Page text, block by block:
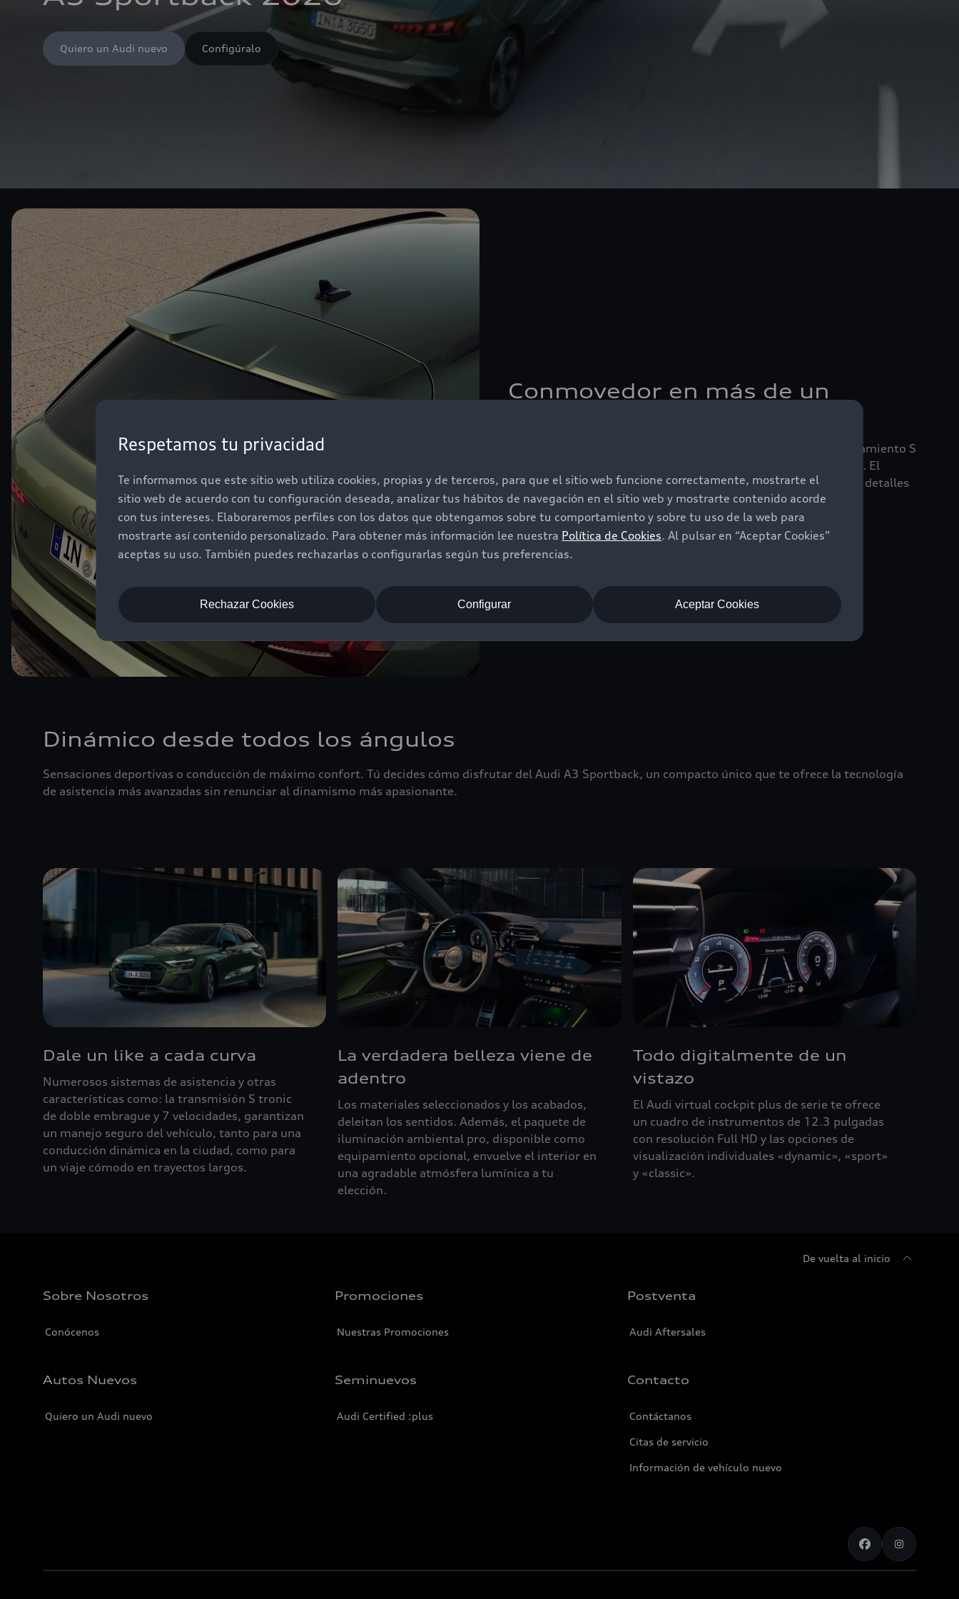
Respetamos tu privacidad
Te informamos que este sitio web utiliza cookies, propias y de terceros, para que el sitio web funcione correctamente, mostrarte el
sitio web de acuerdo con tu configuración deseada, analizar tus hábitos de navegación en el sitio web y mostrarte contenido acorde
con tus intereses. Elaboraremos perfiles con los datos que obtengamos sobre tu comportamiento y sobre tu uso de la web para
mostrarte así contenido personalizado. Para obtener más información lee nuestra Política de Cookies. Al pulsar en “Aceptar Cookies”
aceptas su uso. También puedes rechazarlas o configurarlas según tus preferencias.
Aceptar Cookies
Rechazar Cookies Configurar
Quiero un Audi nuevo Configúralo
Conmovedor en más de un
El color verde distrito metalizado, en combinación con el equipamiento S
line, enfatiza el carácter deportivo del nuevo Audi A3 Sportback. El
paquete de óptica negro plus completa el aspecto exclusivo con detalles
en negro y los aros Audi en gris antracita.
Dinámico desde todos los ángulos
Sensaciones deportivas o conducción de máximo confort. Tú decides cómo disfrutar del Audi A3 Sportback, un compacto único que te ofrece la tecnología
de asistencia más avanzadas sin renunciar al dinamismo más apasionante.
Dale un like a cada curva
Numerosos sistemas de asistencia y otras
características como: la transmisión S tronic
de doble embrague y 7 velocidades, garantizan
un manejo seguro del vehículo, tanto para una
conducción dinámica en la ciudad, como para
un viaje cómodo en trayectos largos.
La verdadera belleza viene de
adentro
Los materiales seleccionados y los acabados,
deleitan los sentidos. Además, el paquete de
iluminación ambiental pro, disponible como
equipamiento opcional, envuelve el interior en
una agradable atmósfera lumínica a tu
elección.
Todo digitalmente de un
vistazo
El Audi virtual cockpit plus de serie te ofrece
un cuadro de instrumentos de 12.3 pulgadas
con resolución Full HD y las opciones de
visualización individuales «dynamic», «sport»
y «classic».
De vuelta al inicio
Sobre Nosotros
Conócenos
Promociones
Nuestras Promociones
Postventa
Audi Aftersales
Autos Nuevos
Quiero un Audi nuevo
Seminuevos
Audi Certified :plus
Contacto
Contáctanos
Citas de servicio
Información de vehículo nuevo